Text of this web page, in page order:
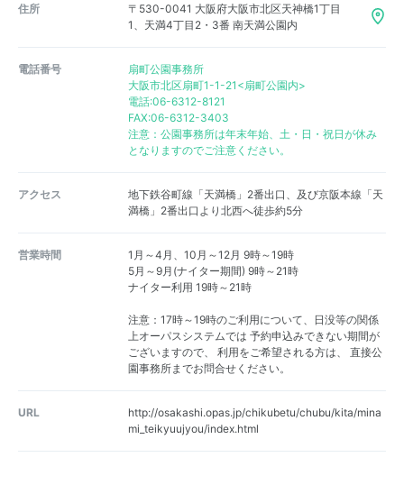
住所
〒530-0041 大阪府大阪市北区天神橋1丁目
1、天満4丁目2・3番 南天満公園内
電話番号
扇町公園事務所
大阪市北区扇町1-1-21<扇町公園内>
電話:06-6312-8121
FAX:06-6312-3403
注意：公園事務所は年末年始、土・日・祝日が休み
となりますのでご注意ください。
アクセス
地下鉄谷町線「天満橋」2番出口、及び京阪本線「天
満橋」2番出口より北西へ徒歩約5分
営業時間
1月～4月、10月～12月 9時～19時
5月～9月(ナイター期間) 9時～21時
ナイター利用 19時～21時
注意：17時～19時のご利用について、日没等の関係
上オーパスシステムでは 予約申込みできない期間が
ございますので、 利用をご希望される方は、 直接公
園事務所までお問合せください。
URL
http://osakashi.opas.jp/chikubetu/chubu/kita/mina
mi_teikyuujyou/index.html